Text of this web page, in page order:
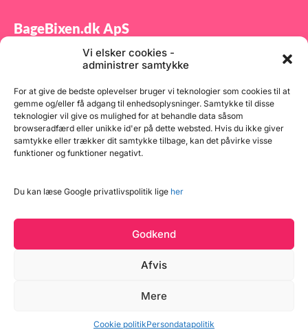
Vi elsker cookies -
administrer samtykke
For at give de bedste oplevelser bruger vi teknologier som cookies til at
gemme og/eller få adgang til enhedsoplysninger. Samtykke til disse
teknologier vil give os mulighed for at behandle data såsom
browseradfærd eller unikke id'er på dette websted. Hvis du ikke giver
samtykke eller trækker dit samtykke tilbage, kan det påvirke visse
funktioner og funktioner negativt.
Du kan læse Google privatlivspolitik lige her
Godkend
Afvis
Mere
Cookie politikPersondatapolitik
BageBixen.dk ApS
Tilmeld dig vores nyhedsbrev og modtag gode tilbud
samt spændende produktnyheder direkte i din
indbakke.
Vind et gavekort